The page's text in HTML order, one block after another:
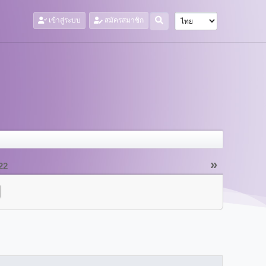
เข้าสู่ระบบ สมัครสมาชิก
»